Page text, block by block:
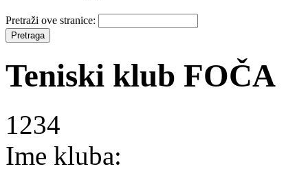
Pretraži ove stranice:
Teniski klub FOČA
1234
Ime kluba: